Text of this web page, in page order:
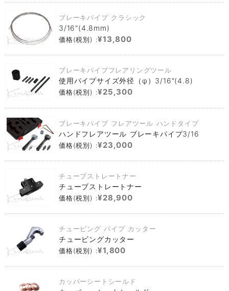
ブレーキパイプ クラシック
3/16"(4.8mm)
価格(税別) :¥13,800
ブレーキパイプフレアリングツール
使用パイプサイズ外径（φ）3/16"(4.8)
価格(税別) :¥25,300
ブレーキパイプ フレアツール ハンドタイプ
ハンドフレアツール ブレーキパイプ3/16
価格(税別) :¥23,000
チューブストレートナー
チューブストレートナー
価格(税別) :¥28,900
チュービング パイプ カッター
チュービングカッター
価格(税別) :¥1,800
カッパーシートシールド